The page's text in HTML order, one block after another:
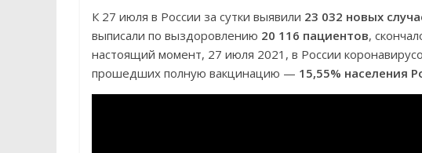
К 27 июля в России за сутки выявили 23 032 новых
выписали по выздоровлению 20 116 пациентов,
настоящий момент, 27 июля 2021, в России
прошедших полную вакцинацию — 15,55% населения